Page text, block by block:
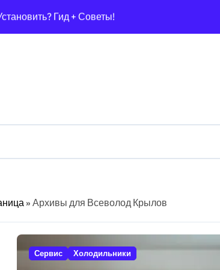
и Сэкономить?)
+ 7 Советов) Для Шерсти?
Гид По Выбору + Советы Эксперта!
Газона!
Гид + Секреты Чистой Воды!
(IPX4+), Гид По Выбору!
» Архивы для Всеволод Крылов
Сервис Холодильники